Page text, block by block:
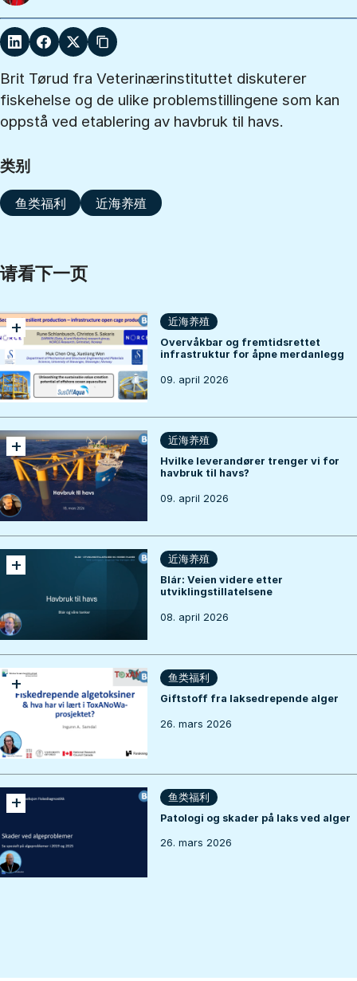
请看下一页
+
近海养殖
Overvåkbar og fremtidsrettet
infrastruktur for åpne merdanlegg
09. april 2026
+
近海养殖
Hvilke leverandører trenger vi for
havbruk til havs?
09. april 2026
+
近海养殖
Blár: Veien videre etter
utviklingstillatelsene
08. april 2026
+
鱼类福利
Giftstoff fra laksedrepende alger
26. mars 2026
+
鱼类福利
Patologi og skader på laks ved alger
26. mars 2026
Brit Tørud fra Veterinærinstituttet diskuterer
fiskehelse og de ulike problemstillingene som kan
oppstå ved etablering av havbruk til havs.
类别
鱼类福利 近海养殖